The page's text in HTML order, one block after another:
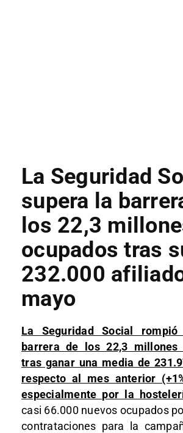
La Seguridad
supera la
los 22,3
ocupados tras
232.000
mayo
La Seguridad Social
barrera de los 22,3 millones
tras ganar una media de
respecto al mes anterior
especialmente por la
casi 66.000 nuevos ocupados
contrataciones para la